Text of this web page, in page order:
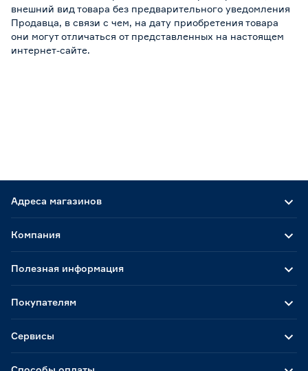
внешний вид товара без предварительного уведомления
Продавца, в связи с чем, на дату приобретения товара
они могут отличаться от представленных на настоящем
интернет-сайте.
Адреса магазинов
Компания
Полезная информация
Покупателям
Сервисы